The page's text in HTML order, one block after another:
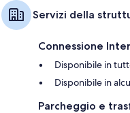
Servizi della
Connessione
Disponibile in
Disponibile in
Parcheggio e